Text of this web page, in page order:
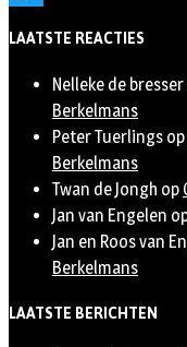
LAATSTE REACTIES
Nelleke de bresser
Berkelmans
Peter Tuerlings op
Berkelmans
Twan de Jongh op
Jan van Engelen
Jan en Roos van
Berkelmans
LAATSTE BERICHTEN